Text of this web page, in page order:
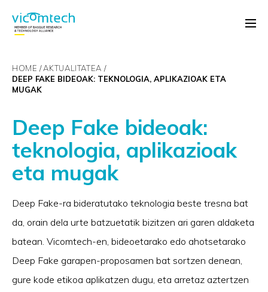
HOME
AKTUALITATEA
DEEP FAKE BIDEOAK: TEKNOLOGIA, APLIKAZIOAK ETA
MUGAK
Deep Fake bideoak:
teknologia, aplikazioak
eta mugak
Deep Fake-ra bideratutako teknologia beste tresna bat
da, orain dela urte batzuetatik bizitzen ari garen aldaketa
batean. Vicomtech-en, bideoetarako edo ahotsetarako
Deep Fake garapen-proposamen bat sortzen denean,
gure kode etikoa aplikatzen dugu, eta arretaz aztertzen